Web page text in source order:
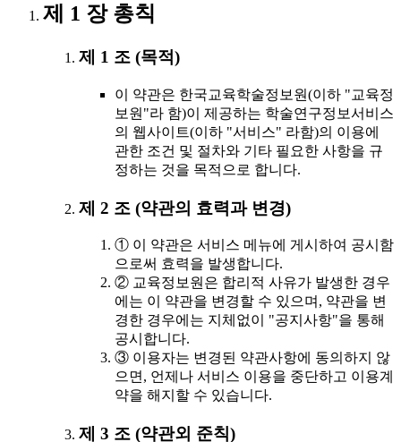
제 1 장 총칙
제 1 조 (목적)
이 약관은 한국교육학술정보원(이하 "교육정
보원"라 함)이 제공하는 학술연구정보서비스
의 웹사이트(이하 "서비스" 라함)의 이용에
관한 조건 및 절차와 기타 필요한 사항을 규
정하는 것을 목적으로 합니다.
제 2 조 (약관의 효력과 변경)
① 이 약관은 서비스 메뉴에 게시하여 공시함
으로써 효력을 발생합니다.
② 교육정보원은 합리적 사유가 발생한 경우
에는 이 약관을 변경할 수 있으며, 약관을 변
경한 경우에는 지체없이 "공지사항"을 통해
공시합니다.
③ 이용자는 변경된 약관사항에 동의하지 않
으면, 언제나 서비스 이용을 중단하고 이용계
약을 해지할 수 있습니다.
제 3 조 (약관외 준칙)